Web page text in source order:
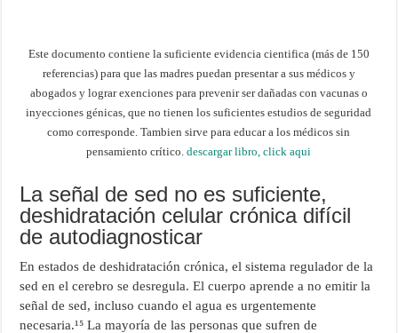
Este documento contiene la suficiente evidencia cientifica (más de 150
referencias) para que las madres puedan presentar a sus médicos y
abogados y lograr exenciones para prevenir ser dañadas con vacunas o
inyecciones génicas, que no tienen los suficientes estudios de seguridad
como corresponde. Tambien sirve para educar a los médicos sin
pensamiento crítico.descargar libro, click aqui
La señal de sed no es suficiente,
deshidratación celular crónica difícil
de autodiagnosticar
En estados de deshidratación crónica, el sistema regulador de la
sed en el cerebro se desregula. El cuerpo aprende a no emitir la
señal de sed, incluso cuando el agua es urgentemente
necesaria.¹⁵ La mayoría de las personas que sufren de